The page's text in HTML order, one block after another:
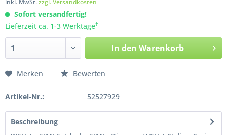
inkl. MwSt.zzgl. Versandkosten
Sofort versandfertig!
Lieferzeit ca. 1-3 Werktage†
In den Warenkorb
Merken Bewerten
Artikel-Nr.: 52527929
Beschreibung